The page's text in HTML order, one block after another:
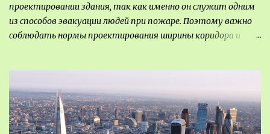
современный средиземноморский манифест. Архитекторы
стремились объединить память о военном прошлом
проектировании здания, так как именно он служит одним
из способов эвакуации людей при пожаре. Поэтому важно
соблюдать нормы проектирования ширины коридора и